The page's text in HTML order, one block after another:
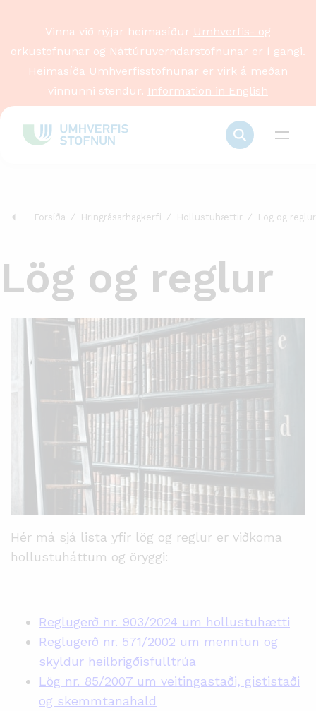
Vinna við nýjar heimasíður Umhverfis- og
orkustofnunar og Náttúruverndarstofnunar er í gangi.
Heimasíða Umhverfisstofnunar er virk á meðan
vinnunni stendur. Information in English
Forsíða Hringrásarhagkerfi Hollustuhættir Lög og reglur
Lög og reglur
Hér má sjá lista yfir lög og reglur er viðkoma
hollustuháttum og öryggi:
Reglugerð nr. 903/2024 um hollustuhætti
Reglugerð nr. 571/2002 um menntun og
skyldur heilbrigðisfulltrúa
Lög nr. 85/2007 um veitingastaði, gististaði
og skemmtanahald